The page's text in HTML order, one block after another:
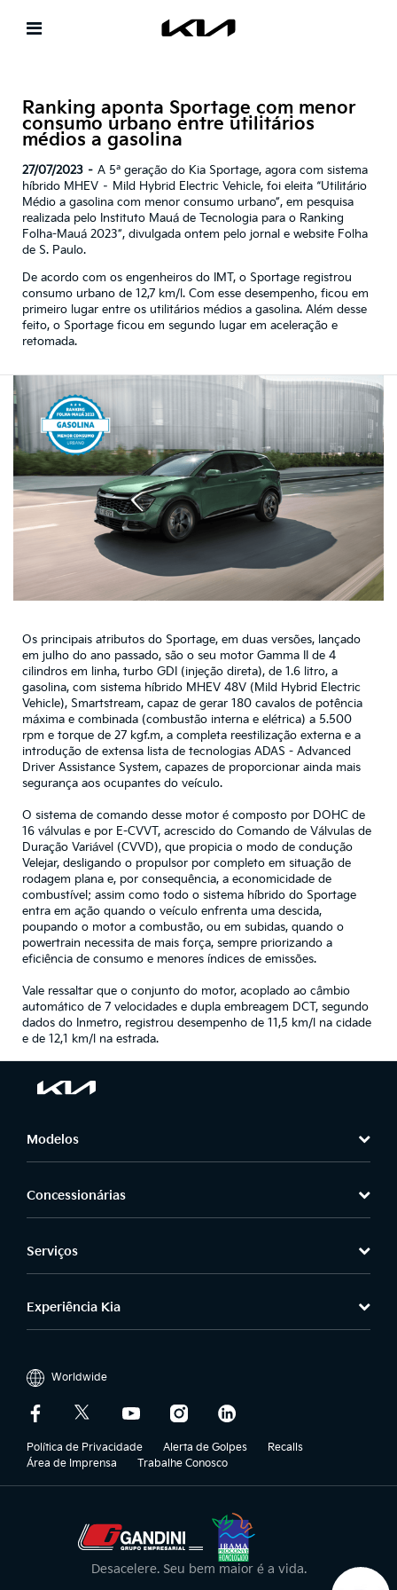
Ranking aponta Sportage com menor
consumo urbano entre utilitários
médios a gasolina
27/07/2023 – A 5ª geração do Kia Sportage, agora com sistema
híbrido MHEV – Mild Hybrid Electric Vehicle, foi eleita “Utilitário
Médio a gasolina com menor consumo urbano”, em pesquisa
realizada pelo Instituto Mauá de Tecnologia para o Ranking
Folha-Mauá 2023”, divulgada ontem pelo jornal e website Folha
de S. Paulo.
De acordo com os engenheiros do IMT, o Sportage registrou
consumo urbano de 12,7 km/l. Com esse desempenho, ficou em
primeiro lugar entre os utilitários médios a gasolina. Além desse
feito, o Sportage ficou em segundo lugar em aceleração e
retomada.
Os principais atributos do Sportage, em duas versões, lançado
em julho do ano passado, são o seu motor Gamma II de 4
cilindros em linha, turbo GDI (injeção direta), de 1.6 litro, a
gasolina, com sistema híbrido MHEV 48V (Mild Hybrid Electric
Vehicle), Smartstream, capaz de gerar 180 cavalos de potência
máxima e combinada (combustão interna e elétrica) a 5.500
rpm e torque de 27 kgf.m, a completa reestilização externa e a
introdução de extensa lista de tecnologias ADAS - Advanced
Driver Assistance System, capazes de proporcionar ainda mais
segurança aos ocupantes do veículo.
O sistema de comando desse motor é composto por DOHC de
16 válvulas e por E-CVVT, acrescido do Comando de Válvulas de
Duração Variável (CVVD), que propicia o modo de condução
Velejar, desligando o propulsor por completo em situação de
rodagem plana e, por consequência, a economicidade de
combustível; assim como todo o sistema híbrido do Sportage
entra em ação quando o veículo enfrenta uma descida,
poupando o motor a combustão, ou em subidas, quando o
powertrain necessita de mais força, sempre priorizando a
eficiência de consumo e menores índices de emissões.
Vale ressaltar que o conjunto do motor, acoplado ao câmbio
automático de 7 velocidades e dupla embreagem DCT, segundo
dados do Inmetro, registrou desempenho de 11,5 km/l na cidade
e de 12,1 km/l na estrada.
Modelos
Concessionárias
Serviços
Experiência Kia
Worldwide
Política de Privacidade Alerta de Golpes
Recalls
Área de Imprensa
Trabalhe Conosco
Desacelere. Seu bem maior é a vida.